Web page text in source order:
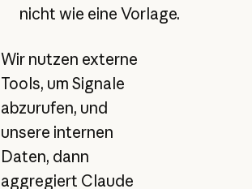
nicht wie eine Vorlage.
Wir nutzen externe
Tools, um Signale
abzurufen, und
unsere internen
Daten, dann
aggregiert Claude